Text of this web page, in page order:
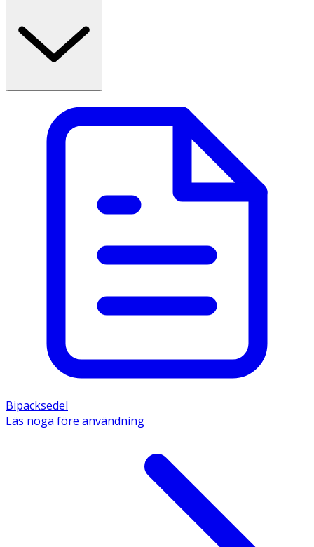
Bipacksedel
Läs noga före användning